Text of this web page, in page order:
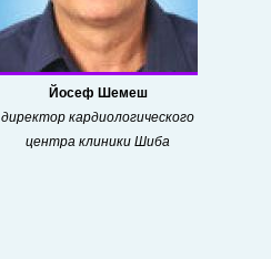
Йосеф Шемеш
директор кардиологического
центра клиники Шиба